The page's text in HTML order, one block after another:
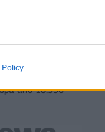
Συμβούλιο
από 18.990